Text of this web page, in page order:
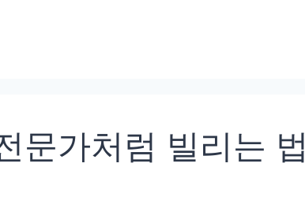
문가처럼 빌리는 법